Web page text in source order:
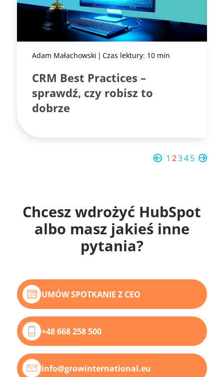
Adam Małachowski Czas lektury: 10 min
CRM Best Practices –
sprawdź, czy robisz to
dobrze
1 2345
Chcesz wdrożyć HubSpot
albo masz jakieś inne
pytania?
UMÓW SPOTKANIE Z CEO
+48 668 258 500
info@growinternational.eu